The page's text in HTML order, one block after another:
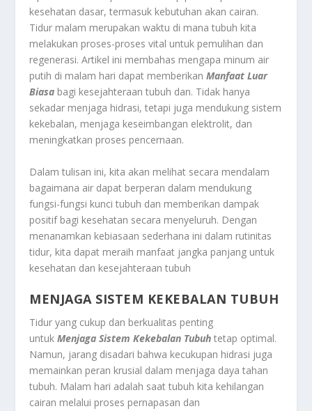
kesehatan dasar, termasuk kebutuhan akan cairan.
Tidur malam merupakan waktu di mana tubuh kita
melakukan proses-proses vital untuk pemulihan dan
regenerasi. Artikel ini membahas mengapa minum air
putih di malam hari dapat memberikanManfaat Luar
Biasa bagi kesejahteraan tubuh dan. Tidak hanya
sekadar menjaga hidrasi, tetapi juga mendukung sistem
kekebalan, menjaga keseimbangan elektrolit, dan
meningkatkan proses pencernaan.
Dalam tulisan ini, kita akan melihat secara mendalam
bagaimana air dapat berperan dalam mendukung
fungsi-fungsi kunci tubuh dan memberikan dampak
positif bagi kesehatan secara menyeluruh. Dengan
menanamkan kebiasaan sederhana ini dalam rutinitas
tidur, kita dapat meraih manfaat jangka panjang untuk
kesehatan dan kesejahteraan tubuh
MENJAGA SISTEM KEKEBALAN TUBUH
Tidur yang cukup dan berkualitas penting
untukMenjaga Sistem Kekebalan Tubuh tetap optimal.
Namun, jarang disadari bahwa kecukupan hidrasi juga
memainkan peran krusial dalam menjaga daya tahan
tubuh. Malam hari adalah saat tubuh kita kehilangan
cairan melalui proses pernapasan dan